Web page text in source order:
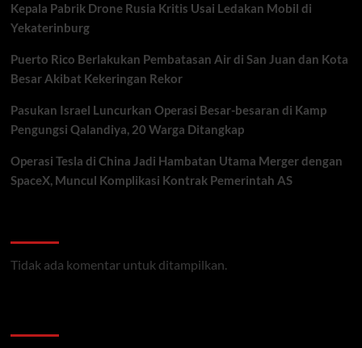
Kepala Pabrik Drone Rusia Kritis Usai Ledakan Mobil di
Yekaterinburg
Puerto Rico Berlakukan Pembatasan Air di San Juan dan Kota
Besar Akibat Kekeringan Rekor
Pasukan Israel Luncurkan Operasi Besar-besaran di Kamp
Pengungsi Qalandiya, 20 Warga Ditangkap
Operasi Tesla di China Jadi Hambatan Utama Merger dengan
SpaceX, Muncul Komplikasi Kontrak Pemerintah AS
Tidak ada komentar untuk ditampilkan.